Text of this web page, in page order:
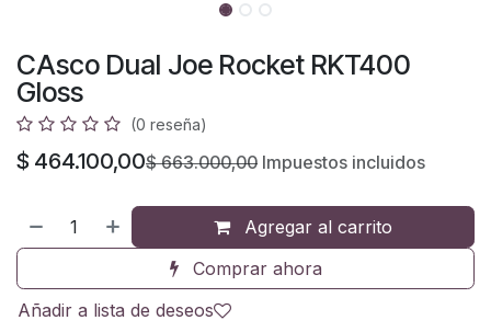
CAsco Dual Joe Rocket RKT400
Gloss
(0 reseña)
$ 464.100,00$663.000,00 Impuestos incluidos
Agregar al carrito
Comprar ahora
Añadir a lista de deseos